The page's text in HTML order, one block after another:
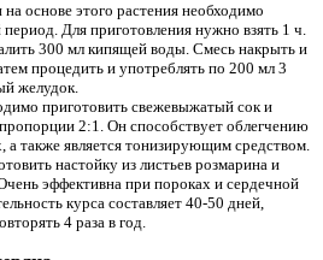
основе этого растения необходимо
Для приготовления нужно взять 1 ч.
300 мл кипящей воды. Смесь накрыть и
процедить и употреблять по 200 мл 3
желудок.
приготовить свежевыжатый сок и
2:1. Он способствует облегчению
а также является тонизирующим средством.
настойку из листьев розмарина и
эффективна при пороках и сердечной
курса составляет 40-50 дней,
4 раза в год.